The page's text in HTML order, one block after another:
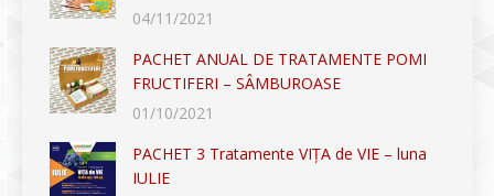
04/11/2021
PACHET ANUAL DE TRATAMENTE POMI
FRUCTIFERI – SÂMBUROASE
01/10/2021
PACHET 3 Tratamente VIȚA de VIE – luna
IULIE